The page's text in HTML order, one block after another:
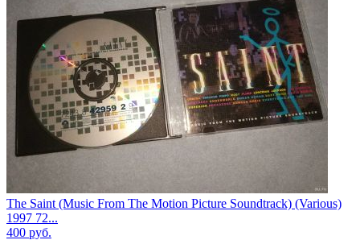
The Saint (Music From The Motion Picture Soundtrack) (Various)
1997 72...
400 руб.